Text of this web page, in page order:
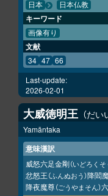
日本 日本仏教
キーワード
画像有り
文献
34 47 66
Last-update:
2026-02-01
大威徳明王 だい
Yamāntaka
意味漢訳
威怒六足金剛（いどろく
忿怒王（ふんぬおう）降閻魔
降夜魔尊（ごうやまそん）